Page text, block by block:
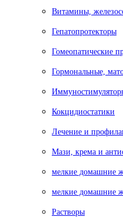
Витамины,
Гепатопротекторы
Гомеопатические
Гормональные,
Кокцидиостатики
Лечение и
Мази, крема и
мелкие домашние
мелкие домашние
Растворы